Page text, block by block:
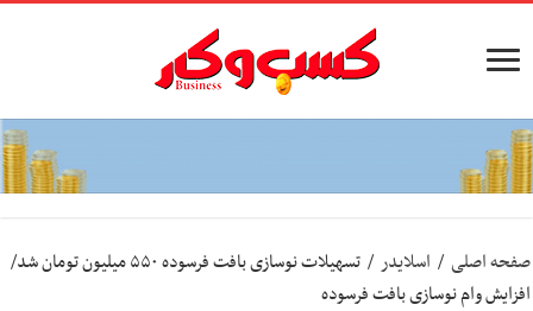
صفحه اصلی / اسلایدر /
تسهیلات نوسازی بافت فرسوده ۵۵۰ میلیون تومان شد/
افزایش وام نوسازی بافت فرسوده